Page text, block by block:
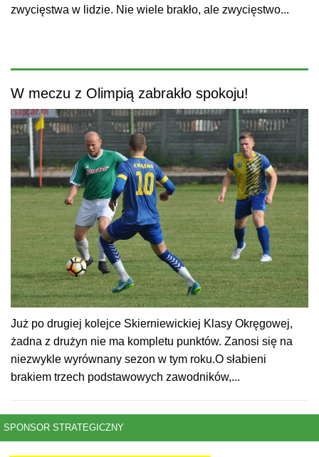
zwycięstwa w lidzie. Nie wiele brakło, ale zwycięstwo...
W meczu z Olimpią zabrakło spokoju!
Już po drugiej kolejce Skierniewickiej Klasy Okręgowej,
żadna z drużyn nie ma kompletu punktów. Zanosi się na
niezwykle wyrównany sezon w tym roku.O słabieni
brakiem trzech podstawowych zawodników,...
SPONSOR STRATEGICZNY